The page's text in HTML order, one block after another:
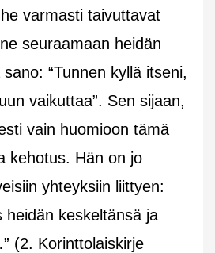
varmasti taivuttavat
seuraamaan heidän
“Tunnen kyllä itseni,
vaikuttaa”. Sen sijaan,
vain huomioon tämä
kehotus. Hän on jo
yhteyksiin liittyen:
keskeltänsä ja
(2. Korinttolaiskirje